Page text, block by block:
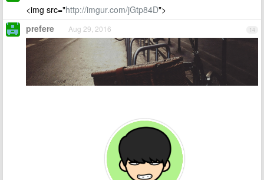
<img src="http://imgur.com/jGtp84D">
14
prefere Aug 29, 2016